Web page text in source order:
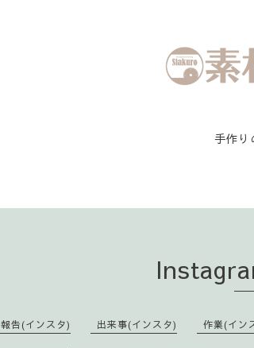
手作り
報告(インスタ) 出来事(インスタ) 作業(イン